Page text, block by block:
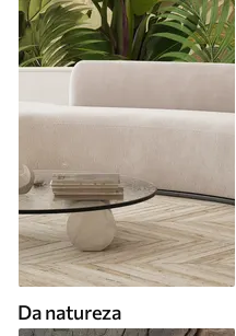
Da natureza